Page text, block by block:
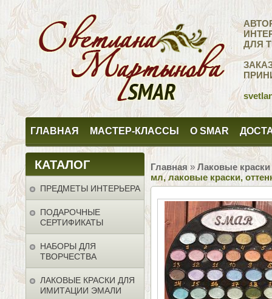
ДЛЯ
ГЛАВНАЯ МАСТЕР-КЛАССЫ О SMAR
КАТАЛОГ
ПРЕДМЕТЫ ИНТЕРЬЕРА
ПОДАРОЧНЫЕ
СЕРТИФИКАТЫ
НАБОРЫ ДЛЯ
ТВОРЧЕСТВА
ЛАКОВЫЕ КРАСКИ ДЛЯ
ИМИТАЦИИ ЭМАЛИ
Главная » Лаковые
мл, лаковые краски,